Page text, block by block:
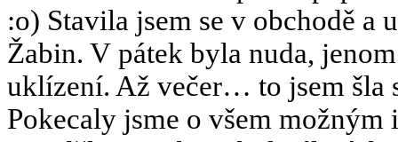
:o) Stavila jsem se v obchodě a
Žabin. V pátek byla nuda,
uklízení. Až večer… to jsem šla
Pokecaly jsme o všem možným